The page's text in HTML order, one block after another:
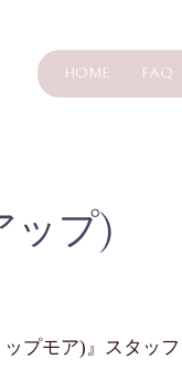
HOME FAQ
ップ)
プモア)』スタッフ